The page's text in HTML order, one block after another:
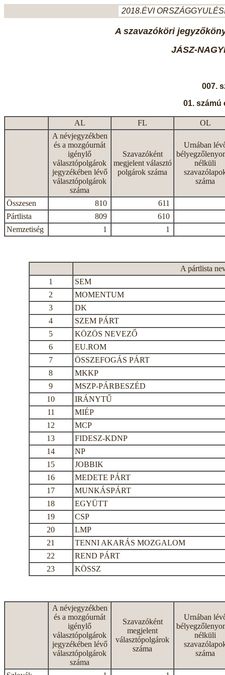
2018.ÉVI
A szavazóköri
JÁSZ-
007.
01. számú
AL FL
OL
A névjegyzékben
és a mozgóurnát
igénylő
választópolgárok
jegyzékében lévő
választópolgárok
száma
Szavazóként
megjelent választó
polgárok száma
Urnában
nélküli
száma
Összesen 810
611
Pártlista
809
610
Nemzetiség
1 1
A pártlista
1
SEM
2
MOMENTUM
3
DK
4
SZEM PÁRT
5
KÖZÖS NEVEZŐ
6
EU.ROM
7
ÖSSZEFOGÁS PÁRT
8
MKKP
9
MSZP-PÁRBESZÉD
10
IRÁNYTŰ
11
MIÉP
12
MCP
13
FIDESZ-KDNP
14
NP
15
JOBBIK
16
MEDETE PÁRT
17
MUNKÁSPÁRT
18
EGYÜTT
19
CSP
20
LMP
21
TENNI AKARÁS MOZGALOM
22
REND PÁRT
23
KÖSSZ
A névjegyzékben
és a mozgóurnát
igénylő
választópolgárok
jegyzékében lévő
választópolgárok
száma
Szavazóként
megjelent
választópolgárok
száma
Urnában
nélküli
száma